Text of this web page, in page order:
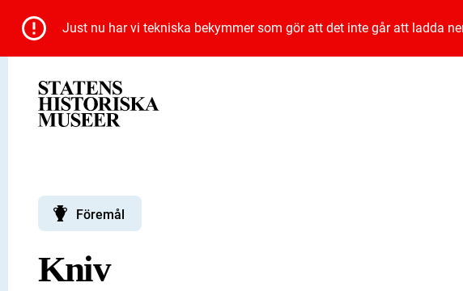
Just nu har vi tekniska bekymmer som gör att det inte går att ladda
Föremål
Kniv